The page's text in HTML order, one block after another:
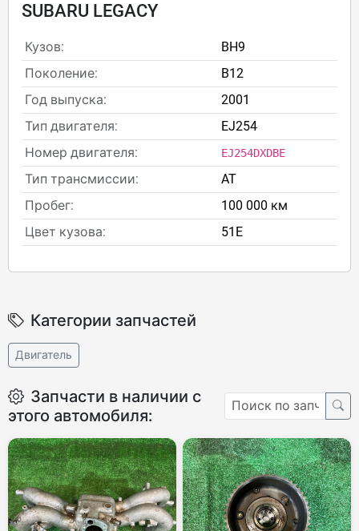
SUBARU LEGACY
Кузов:
BH9
Поколение:
B12
Год выпуска:
2001
Тип двигателя:
EJ254
Номер двигателя:
EJ254DXDBE
Тип трансмиссии:
AT
Пробег:
100 000 км
Цвет кузова:
51E
Категории запчастей
Двигатель
Запчасти в наличии с
этого автомобиля: